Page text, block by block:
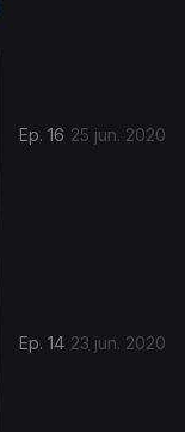
Ep. 16 25 jun. 2020
Ep. 14 23 jun. 2020